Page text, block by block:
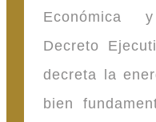
Económica
Decreto
decreta la
bien